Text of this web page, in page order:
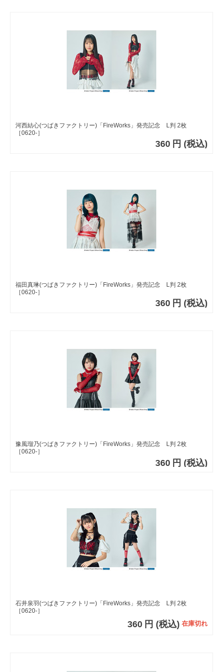
河西結心(つばきファクトリー)「FireWorks」発売記念 L判 2枚
［0620-］
360 円 (税込)
福田真琳(つばきファクトリー)「FireWorks」発売記念 L判 2枚
［0620-］
360 円 (税込)
豫風瑠乃(つばきファクトリー)「FireWorks」発売記念 L判 2枚
［0620-］
360 円 (税込)
石井泉羽(つばきファクトリー)「FireWorks」発売記念 L判 2枚
［0620-］
360 円 (税込) 在庫切れ